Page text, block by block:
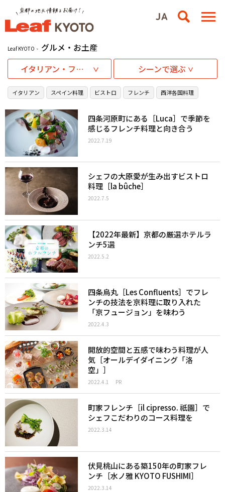
Leaf KYOTO
グルメ・お土産
イタリアン・フレンチ・西洋料理
シーンで選ぶ
イタリアン スペイン料理 ビストロ フレンチ 西洋各国料理
四条河原町にある［Luca］で季節を
感じるフレンチ料理と向き合う
2022.7.19
シェフの大原愛が生み出すビストロ
料理［la bûche］
2022.7.5
【2022年最新】京都の厳選ホテルラ
ンチ5選
2022.5.2
四条烏丸［Les Confluents］でフレ
ンチの技法を京料理に取り入れた
「京フュージョン」を味わう
2022.4.3
開放的空間と五感で味わう料理が人
気［オールデイダイニング「洛
空」］
2022.4.1 PR
町家フレンチ［il cipresso. 祇園］で
シェフこだわりのコース料理を
2022.3.14
伏見桃山にある築150年の町家フレ
ンチ［水ノ雅 KYOTO FUSHIMI］
2022.3.14